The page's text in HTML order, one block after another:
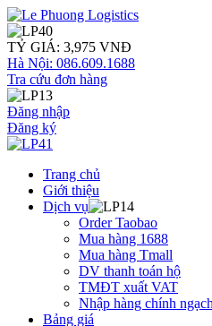
TỶ GIÁ: 3,975 VNĐ
Hà Nội: 086.609.1688
Tra cứu đơn hàng
Đăng nhập
Đăng ký
Trang chủ
Giới thiệu
Dịch vụ
Order Taobao
Mua hàng 1688
Mua hàng Tmall
DV thanh toán hộ
TMĐT xuất VAT
Nhập hàng chính ngạch
Bảng giá